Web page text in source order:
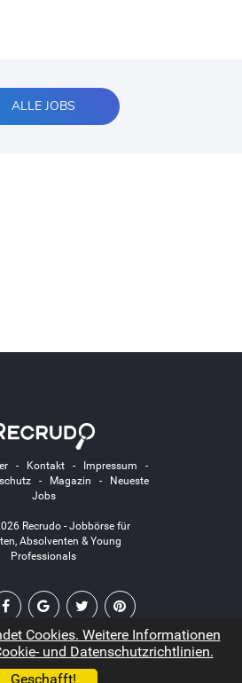
ALLE JOBS
- Kontakt- Impressum -
- Magazin -
Neueste
Jobs
Recrudo - Jobbörse für
Absolventen & Young
Professionals
Cookies. Weitere Informationen
und Datenschutzrichtlinien.
Geschafft!